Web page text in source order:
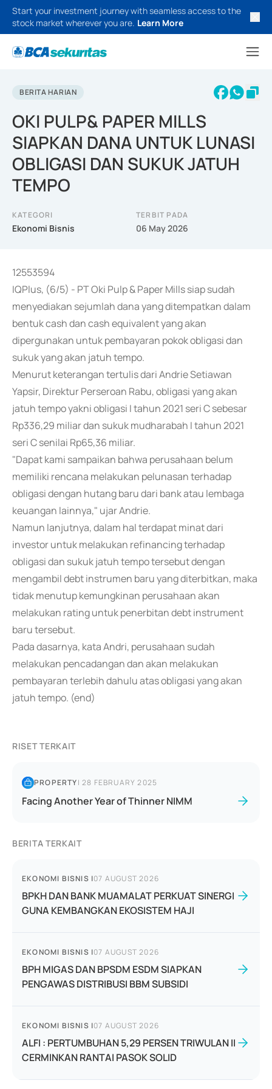
Start your investment journey with seamless access to the
stock market wherever you are. Learn More
BERITA HARIAN
OKI PULP& PAPER MILLS
SIAPKAN DANA UNTUK LUNASI
OBLIGASI DAN SUKUK JATUH
TEMPO
KATEGORI
Ekonomi Bisnis
TERBIT PADA
06 May 2026
12553594
IQPlus, (6/5) - PT Oki Pulp & Paper Mills siap sudah
menyediakan sejumlah dana yang ditempatkan dalam
bentuk cash dan cash equivalent yang akan
dipergunakan untuk pembayaran pokok obligasi dan
sukuk yang akan jatuh tempo.
Menurut keterangan tertulis dari Andrie Setiawan
Yapsir, Direktur Perseroan Rabu, obligasi yang akan
jatuh tempo yakni obligasi I tahun 2021 seri C sebesar
Rp336,29 miliar dan sukuk mudharabah I tahun 2021
seri C senilai Rp65,36 miliar.
"Dapat kami sampaikan bahwa perusahaan belum
memiliki rencana melakukan pelunasan terhadap
obligasi dengan hutang baru dari bank atau lembaga
keuangan lainnya," ujar Andrie.
Namun lanjutnya, dalam hal terdapat minat dari
investor untuk melakukan refinancing terhadap
obligasi dan sukuk jatuh tempo tersebut dengan
mengambil debt instrumen baru yang diterbitkan, maka
tidak menutup kemungkinan perusahaan akan
melakukan rating untuk penerbitan debt instrument
baru tersebut.
Pada dasarnya, kata Andri, perusahaan sudah
melakukan pencadangan dan akan melakukan
pembayaran terlebih dahulu atas obligasi yang akan
jatuh tempo. (end)
RISET TERKAIT
PROPERTY|28 FEBRUARY 2025
Facing Another Year of Thinner NIMM
BERITA TERKAIT
EKONOMI BISNIS |07 AUGUST 2026
BPKH DAN BANK MUAMALAT PERKUAT SINERGI
GUNA KEMBANGKAN EKOSISTEM HAJI
EKONOMI BISNIS |07 AUGUST 2026
BPH MIGAS DAN BPSDM ESDM SIAPKAN
PENGAWAS DISTRIBUSI BBM SUBSIDI
EKONOMI BISNIS |07 AUGUST 2026
ALFI : PERTUMBUHAN 5,29 PERSEN TRIWULAN II
CERMINKAN RANTAI PASOK SOLID